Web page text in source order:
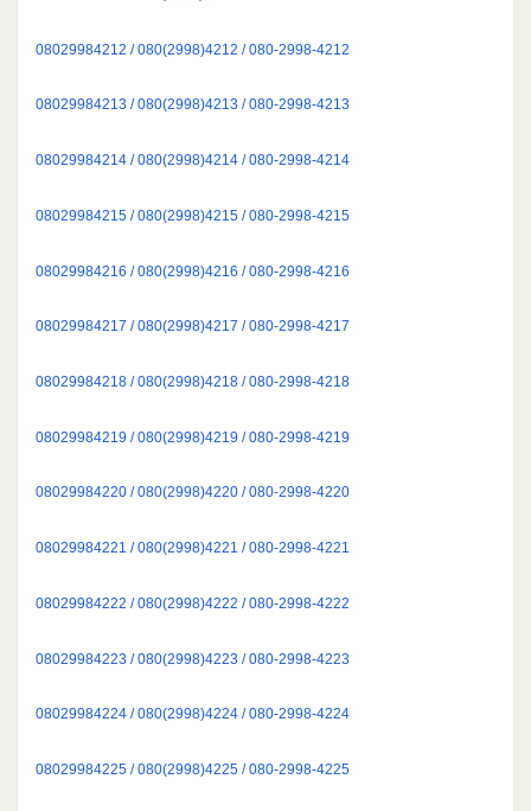
08029984212 / 080(2998)4212 / 080-2998-4212
08029984213 / 080(2998)4213 / 080-2998-4213
08029984214 / 080(2998)4214 / 080-2998-4214
08029984215 / 080(2998)4215 / 080-2998-4215
08029984216 / 080(2998)4216 / 080-2998-4216
08029984217 / 080(2998)4217 / 080-2998-4217
08029984218 / 080(2998)4218 / 080-2998-4218
08029984219 / 080(2998)4219 / 080-2998-4219
08029984220 / 080(2998)4220 / 080-2998-4220
08029984221 / 080(2998)4221 / 080-2998-4221
08029984222 / 080(2998)4222 / 080-2998-4222
08029984223 / 080(2998)4223 / 080-2998-4223
08029984224 / 080(2998)4224 / 080-2998-4224
08029984225 / 080(2998)4225 / 080-2998-4225